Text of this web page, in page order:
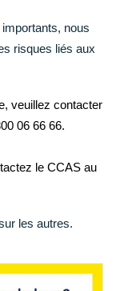
nous
risques liés aux
veuillez contacter
06 66 66.
le CCAS au
les autres.